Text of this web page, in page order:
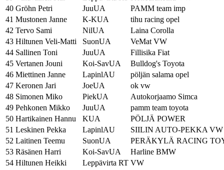
40 Gröhn Petri JuuUA
PAMM team imp
41 Mustonen Janne K-KUA
tihu racing opel
42 Tervo Sami NilUA
Laina Corolla
43 Hiltunen Veli-Matti SuonUA
VeMat VW
44 Sallinen Toni JuuUA
Fillisika Fiat
45 Vertanen Jouni Koi-SavUA
Bulldog's Toyota
46 Miettinen Janne LapinlAU
pöljän salama opel
47 Keronen Jari JoeUA
ok vw
48 Simonen Miko PiekUA
Autokorjaamo Simca
49 Pehkonen Mikko JuuUA
pamm team toyota
50 Hartikainen Hannu KUA
PÖLJÄ POWER
51 Leskinen Pekka LapinlAU
SIILIN AUTO-PEKKA VW
52 Laitinen Teemu SuonUA
PERÄKYLÄ RACING
53 Räsänen Harri Koi-SavUA
Harline BMW
54 Hiltunen Heikki Leppävirta RT VW